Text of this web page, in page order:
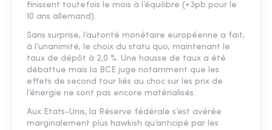
finissent toutefois le mois à l’équilibre (+3pb pour le
10 ans allemand).
Sans surprise, l’autorité monétaire européenne a fait,
à l’unanimité, le choix du statu quo, maintenant le
taux de dépôt à 2,0 %. Une hausse de taux a été
débattue mais la BCE juge notamment que les
effets de second tour liés au choc sur les prix de
l’énergie ne sont pas encore matérialisés.
Aux Etats-Unis, la Réserve fédérale s’est avérée
marginalement plus hawkish qu’anticipé par les